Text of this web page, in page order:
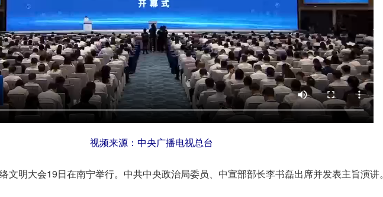
视频来源：中央广播电视总台
大会19日在南宁举行。中共中央政治局委员、中宣部部长李书磊出席并发表主旨演讲。